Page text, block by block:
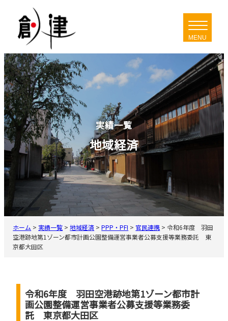
キ
ッ
プ
地域経済
実績一覧
ホーム > 実績一覧 >地域経済 >PPP・PFI > 官民連携 >令和6年度 羽田
空港跡地第1ゾーン都市計画公園整備運営事業者公募支援等業務委託 東
京都大田区
令和6年度 羽田空港跡地第1ゾーン都市計
画公園整備運営事業者公募支援等業務委
託 東京都大田区